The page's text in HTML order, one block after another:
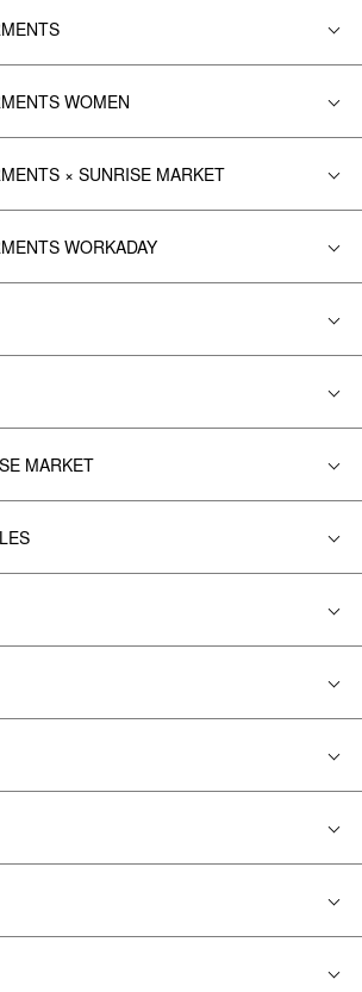
WOMEN
× SUNRISE MARKET
WORKADAY
MARKET